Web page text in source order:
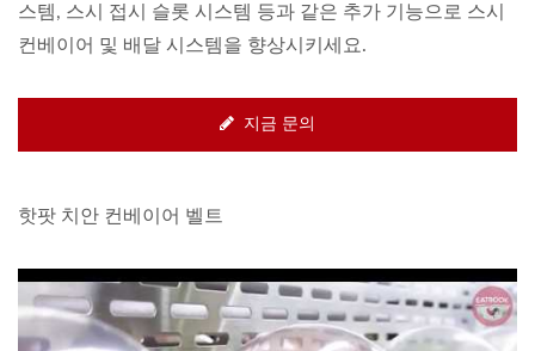
스템, 스시 접시 슬롯 시스템 등과 같은 추가 기능으로 스시
컨베이어 및 배달 시스템을 향상시키세요.
지금 문의
핫팟 치안 컨베이어 벨트